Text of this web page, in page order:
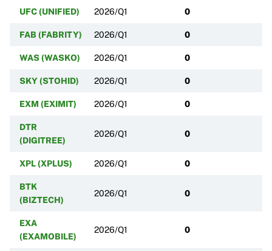
UFC (UNIFIED) 2026/Q1 0
FAB (FABRITY) 2026/Q1 0
WAS (WASKO) 2026/Q1 0
SKY (STOHID) 2026/Q1 0
EXM (EXIMIT) 2026/Q1 0
DTR
(DIGITREE)
2026/Q1 0
XPL (XPLUS) 2026/Q1 0
BTK
(BIZTECH)
2026/Q1 0
EXA
(EXAMOBILE)
2026/Q1 0